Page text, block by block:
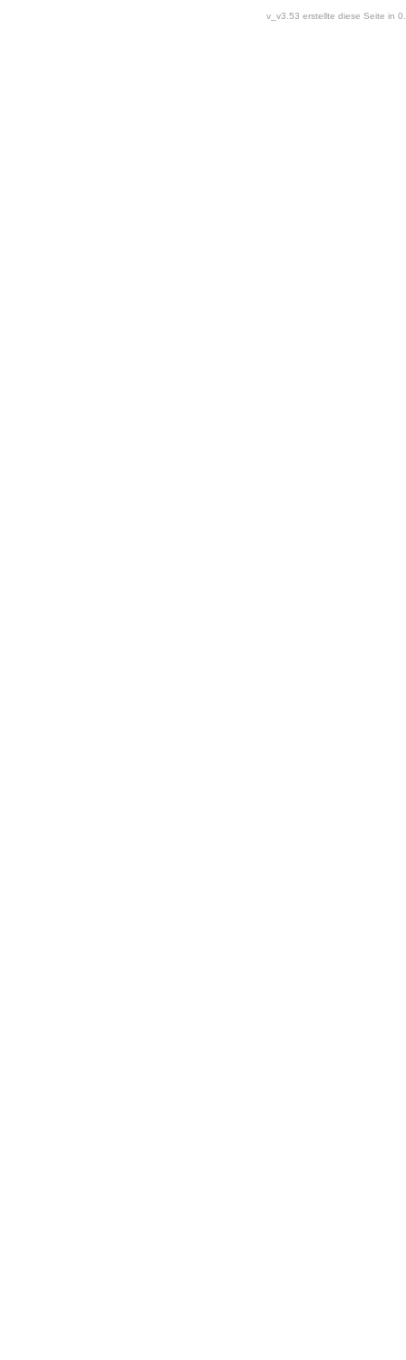
v_v3.53 erstellte diese Seite in